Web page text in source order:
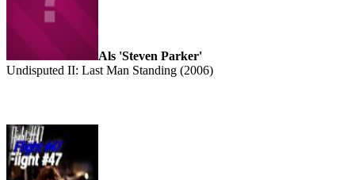
Als 'Steven Parker'
Undisputed II: Last Man Standing (2006)